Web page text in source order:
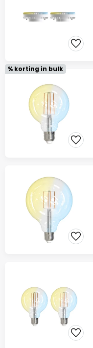
% korting in bulk